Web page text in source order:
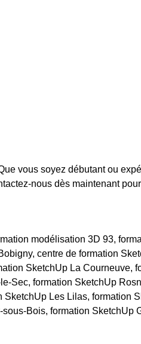
vous soyez débutant ou
nous dès maintenant
modélisation 3D 93,
centre de formation
SketchUp La Courneuve,
Sec, formation SketchUp
Les Lilas, formation
Bois, formation SketchUp